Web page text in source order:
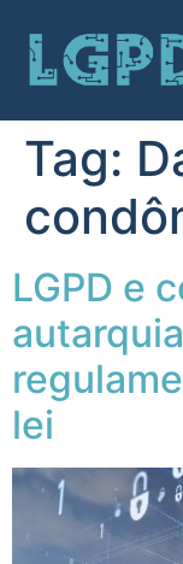
Tag:
LGPD e
lei